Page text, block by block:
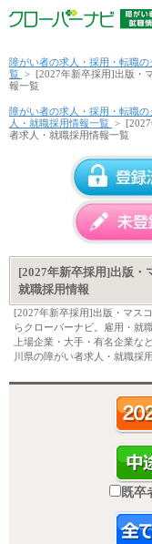
障がい者の求人・採用・転職の
覧 > [2027年新卒採用]出版・
報一覧
障がい者の求人・採用・転職の
人・就職採用情報一覧 >
者求人・就職採用情報一覧
[2027年新卒採用]出版・
就職採用情報
[2027年新卒採用]出版・マス
らクローバーナビ。雇用・就
上場企業・大手・有名企業
川県の障がい者求人・就職採
既卒